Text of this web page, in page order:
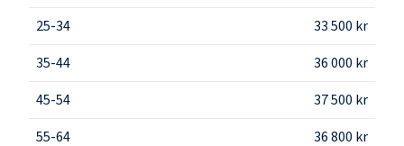
25-34
33 500 kr
35-44
36 000 kr
45-54
37 500 kr
55-64
36 800 kr